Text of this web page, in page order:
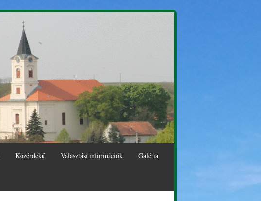
Közérdekű Választási információk Galéria